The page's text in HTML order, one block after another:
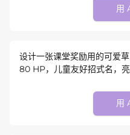
用
设计一张课堂奖励用的可爱
80 HP，儿童友好招式名，
用